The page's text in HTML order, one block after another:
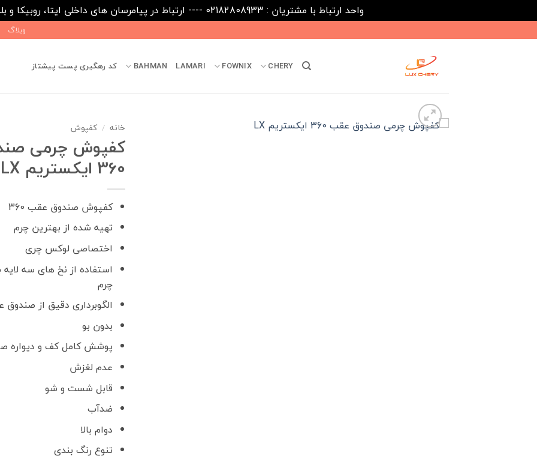
واحد ارتباط با مشتریان : 02182808933 ---- ارتباط در پیامرسان های داخلی ایتا، روبیکا و بله : 09031116395
to
وبلاگ
CHERY
FOWNIX
LAMARI
BAHMAN کد رهگیری پست پیشتاز
خانه / کفپوش
کفپوش چرمی
360 ایکستریم LX
کفپوش صندوق عقب 360
تهیه شده از بهترین چرم
اختصاصی لوکس چری
استفاده از نخ های سه لایه
چرم
الگوبرداری دقیق از
بدون بو
پوشش کامل کف و دیواره
عدم لغزش
قابل شست و شو
ضدآب
دوام بالا
تنوع رنگ بندی